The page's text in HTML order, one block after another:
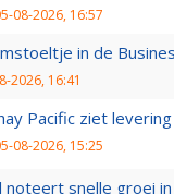
08-2026, 16:57
in de
2026, 16:41
Pacific ziet
08-2026, 15:25
noteert snelle groei